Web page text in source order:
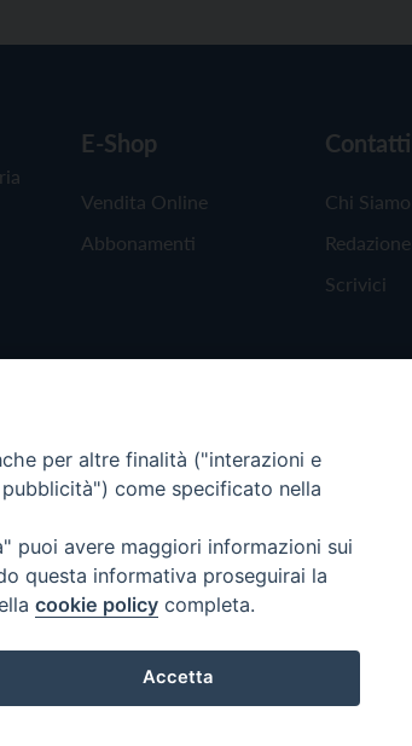
E-Shop
Vendita Online
Abbonamenti
Contatti
Chi Siamo
Redazione
Scrivici
per altre finalità ("interazioni e
come specificato nella
puoi avere maggiori informazioni sui
questa informativa proseguirai la
cookie policy completa.
Accetta